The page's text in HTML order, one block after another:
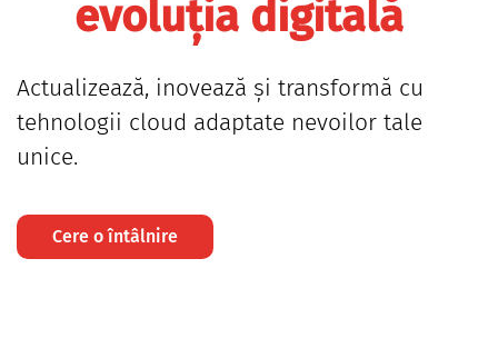
evoluția digitală
Actualizează, inovează și transformă cu
tehnologii cloud adaptate nevoilor tale
unice.
Cere o întâlnire